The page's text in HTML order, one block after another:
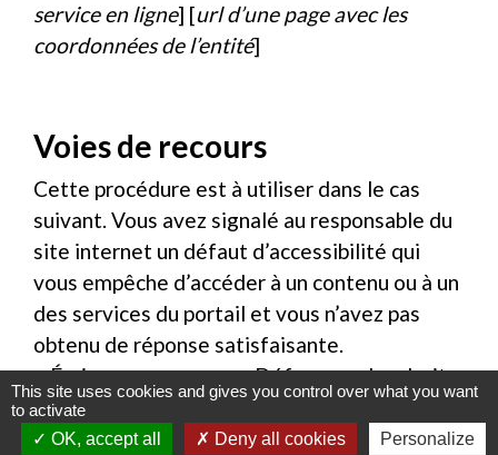
service en ligne] [url d’une page avec les
coordonnées de l’entité]
Voies de recours
Cette procédure est à utiliser dans le cas
suivant. Vous avez signalé au responsable du
site internet un défaut d’accessibilité qui
vous empêche d’accéder à un contenu ou à un
des services du portail et vous n’avez pas
obtenu de réponse satisfaisante.
• Écrire un message au Défenseur des droits
(https://www.defenseurdesdroits.fr/nous-
contacter-355)
This site uses cookies and gives you control over what you want
to activate
OK, accept all
Deny all cookies Personalize